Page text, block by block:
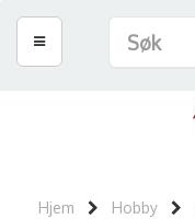
Hjem Hobby